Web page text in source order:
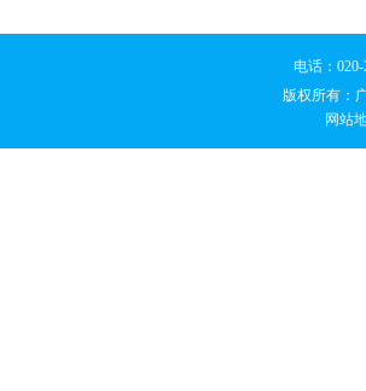
电话：
版权所有：
网站